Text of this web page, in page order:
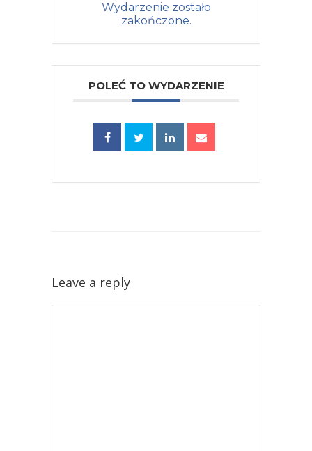
Wydarzenie zostało
zakończone.
POLEĆ TO WYDARZENIE
Leave a reply